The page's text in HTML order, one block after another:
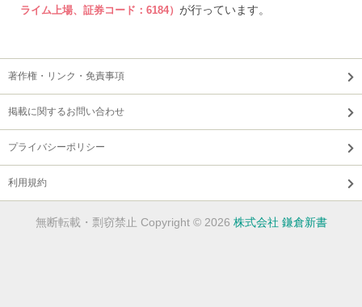
ライム上場、証券コード：6184） が行っています。
著作権・リンク・免責事項
掲載に関するお問い合わせ
プライバシーポリシー
利用規約
無断転載・剽窃禁止 Copyright © 2026 株式会社 鎌倉新書